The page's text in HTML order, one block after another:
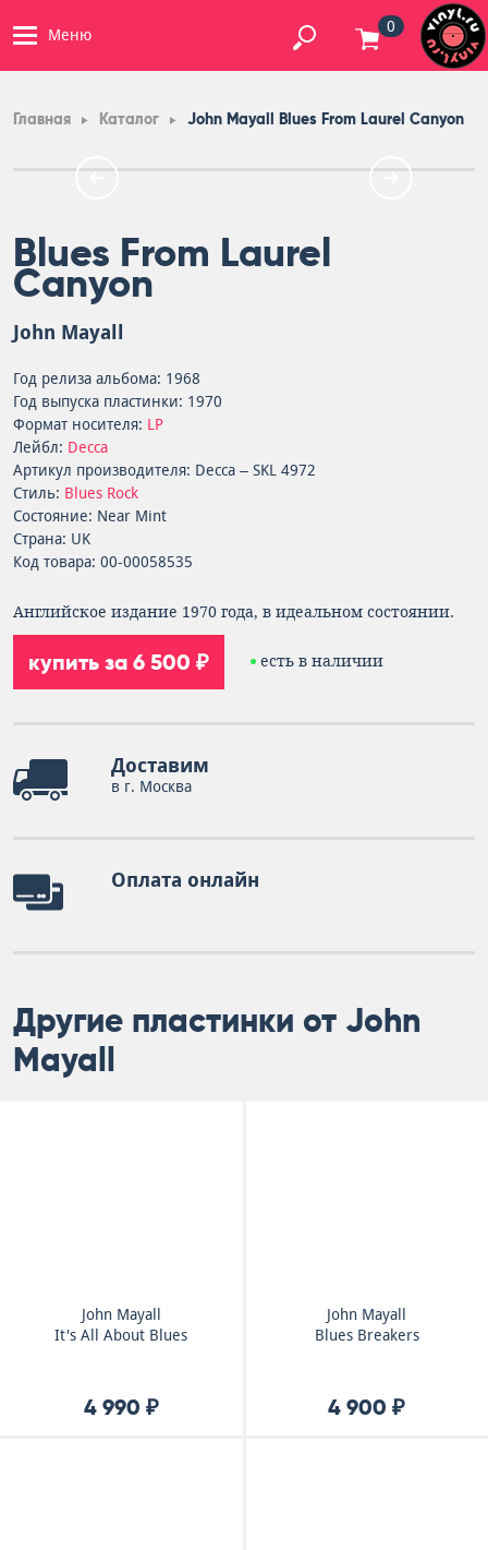
Меню 0
Главная Каталог John Mayall Blues From Laurel Canyon
Blues From Laurel
Canyon
John Mayall
Год релиза альбома: 1968
Год выпуска пластинки: 1970
Формат носителя: LP
Лейбл: Decca
Артикул производителя: Decca – SKL 4972
Стиль: Blues Rock
Состояние: Near Mint
Страна: UK
Код товара: 00-00058535
Английское издание 1970 года, в идеальном состоянии.
купить за 6 500 ₽ есть в наличии
Доставим
в г. Москва
Оплата онлайн
Другие пластинки от John
Mayall
John Mayall
It's All About Blues
4 990 ₽
John Mayall
Blues Breakers
4 900 ₽